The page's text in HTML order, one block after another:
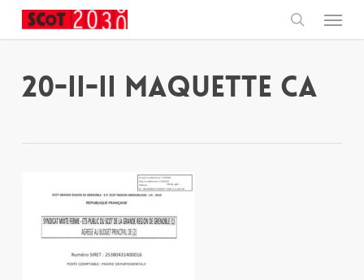
main
content search
Menu
20-II-II Maquette CA